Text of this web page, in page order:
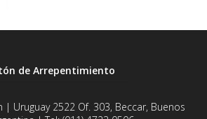
de Arrepentimiento
| Uruguay 2522 Of. 303, Beccar, Buenos